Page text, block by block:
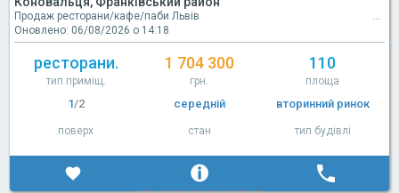
Продаж ресторани/кафе/паби Львів
Оновлено: 06/08/2026 о 14:18
ресторани.
тип приміщ.
1 704 300
грн.
110
площа
1/2
поверх
середній
стан
вторинний ринок
тип будівлі